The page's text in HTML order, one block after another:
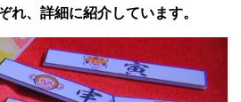
れ、詳細に紹介しています。